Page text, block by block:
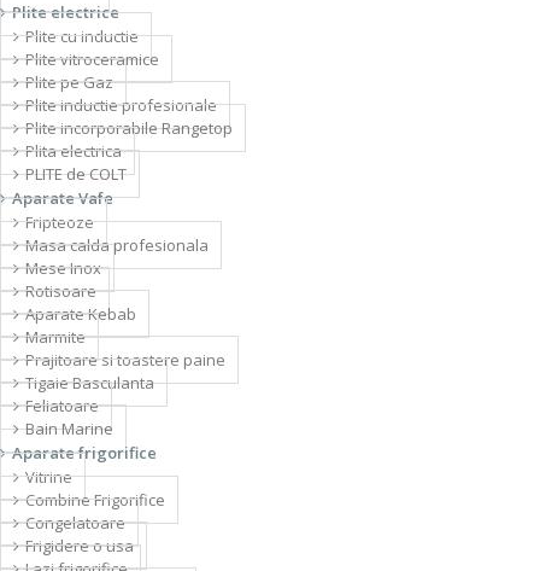
Plite electrice
Plite cu inductie
Plite vitroceramice
Plite pe Gaz
Plite inductie profesionale
Plite incorporabile Rangetop
Plita electrica
PLITE de COLT
Aparate Vafe
Fripteoze
Masa calda profesionala
Mese Inox
Rotisoare
Aparate Kebab
Marmite
Prajitoare si toastere paine
Tigaie Basculanta
Feliatoare
Bain Marine
Aparate frigorifice
Vitrine
Combine Frigorifice
Congelatoare
Frigidere o usa